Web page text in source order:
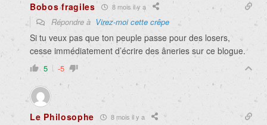
Bobos fragiles 8 mois il y a
Répondre à Virez-moi cette crêpe
Si tu veux pas que ton peuple passe pour des losers,
cesse immédiatement d’écrire des âneries sur ce blogue.
5 -5
Le Philosophe 8 mois il y a